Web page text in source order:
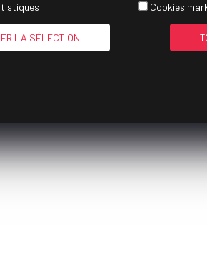
Cookies
LA SÉLECTION